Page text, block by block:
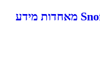
טבלאות חדשות של Snoflakes מאחדות מידע